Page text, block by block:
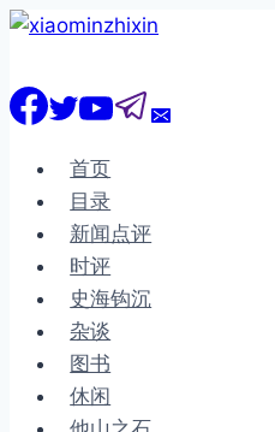
跳
内
容
首页
目录
新闻点评
时评
史海钩沉
杂谈
图书
休闲